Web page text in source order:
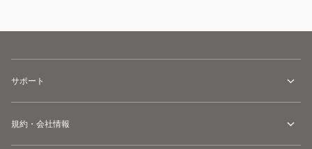
サポート
規約・会社情報